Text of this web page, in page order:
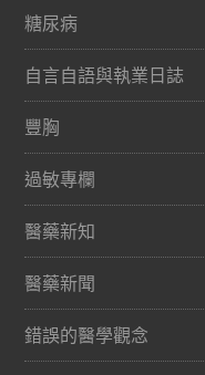
糖尿病
自言自語與執業日誌
豐胸
過敏專欄
醫藥新知
醫藥新聞
錯誤的醫學觀念